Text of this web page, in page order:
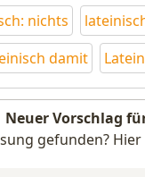
nichts
damit
Neuer Vorschlag
gefunden?